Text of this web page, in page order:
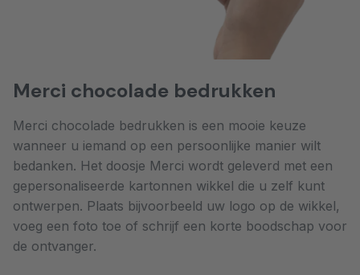
Merci chocolade bedrukken
Merci chocolade bedrukken is een mooie keuze
wanneer u iemand op een persoonlijke manier wilt
bedanken. Het doosje Merci wordt geleverd met een
gepersonaliseerde kartonnen wikkel die u zelf kunt
ontwerpen. Plaats bijvoorbeeld uw logo op de wikkel,
voeg een foto toe of schrijf een korte boodschap voor
de ontvanger.